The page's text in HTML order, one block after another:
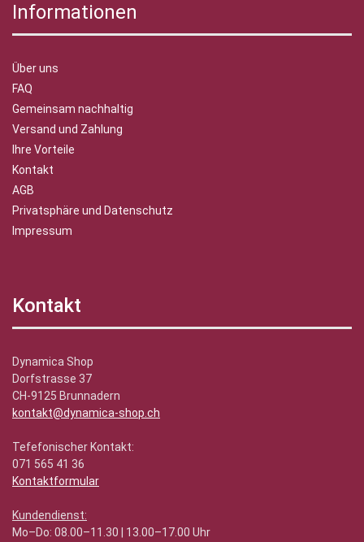
Informationen
Über uns
FAQ
Gemeinsam nachhaltig
Versand und Zahlung
Ihre Vorteile
Kontakt
AGB
Privatsphäre und Datenschutz
Impressum
Kontakt
Dynamica Shop
Dorfstrasse 37
CH-9125 Brunnadern
kontakt@dynamica-shop.ch
Tefefonischer Kontakt:
071 565 41 36
Kontaktformular
Kundendienst:
Mo–Do: 08.00–11.30 | 13.00–17.00 Uhr